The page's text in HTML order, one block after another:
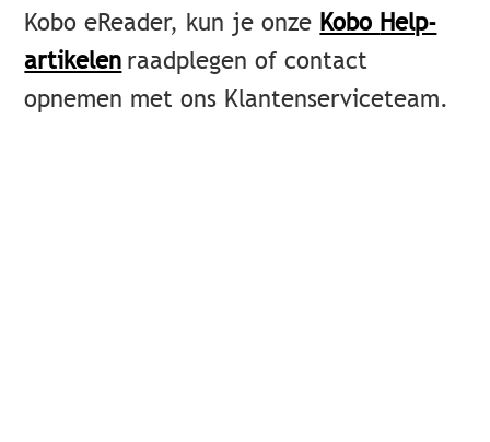
Kobo eReader, kun je onze Kobo Help-
artikelen raadplegen of contact
opnemen met ons Klantenserviceteam.